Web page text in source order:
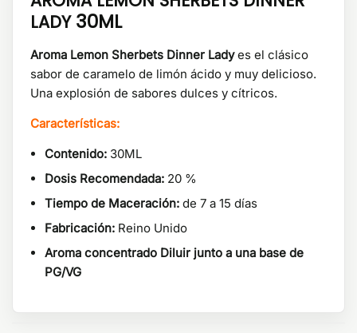
LADY 30ML
Aroma Lemon Sherbets Dinner Ladyes el clásico
sabor de caramelo de limón ácido y muy delicioso.
Una explosión de sabores dulces y cítricos.
Características:
Contenido: 30ML
Dosis Recomendada: 20 %
Tiempo de Maceración: de 7 a 15 días
Fabricación: Reino Unido
Aroma concentrado Diluir junto a una base de
PG/VG